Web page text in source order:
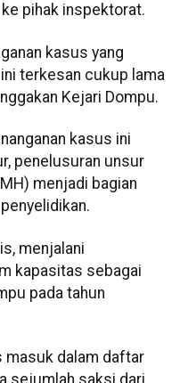
ke pihak inspektorat.
kasus yang
terkesan cukup lama
Kejari Dompu.
kasus ini
penelusuran unsur
menjadi bagian
menjalani
kapasitas sebagai
pada tahun
masuk dalam daftar
sejumlah saksi dari